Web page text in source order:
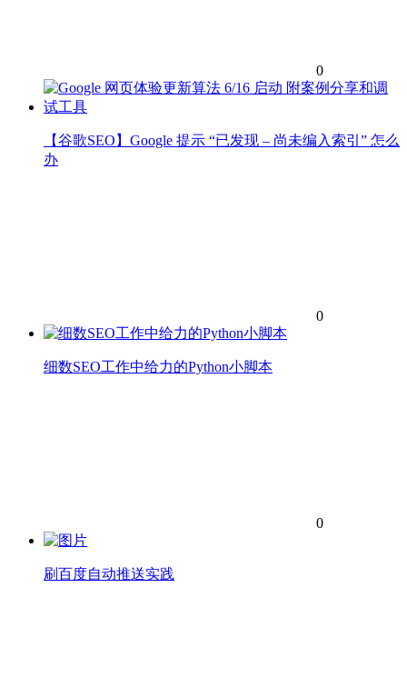
0
【谷歌SEO】Google 提示 “已发现 – 尚未编入索引” 怎么
办
0
细数SEO工作中给力的Python小脚本
0
刷百度自动推送实践